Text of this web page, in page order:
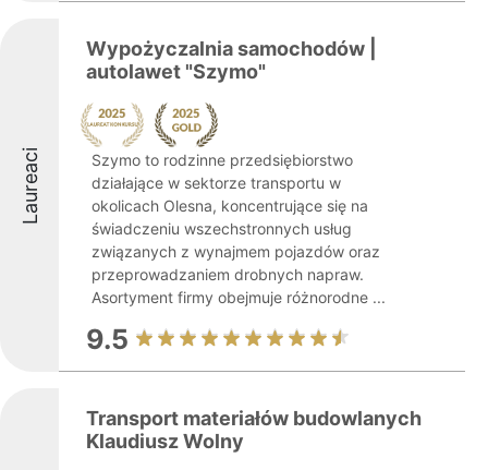
Laureaci
Wypożyczalnia samochodów |
autolawet "Szymo"
Szymo to rodzinne przedsiębiorstwo
działające w sektorze transportu w
okolicach Olesna, koncentrujące się na
świadczeniu wszechstronnych usług
związanych z wynajmem pojazdów oraz
przeprowadzaniem drobnych napraw.
Asortyment firmy obejmuje różnorodne ...
9.5
Transport materiałów budowlanych
Klaudiusz Wolny